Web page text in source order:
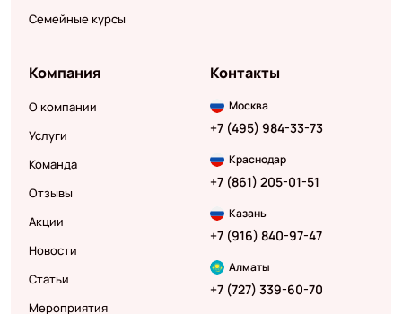
Семейные курсы
Компания
О компании
Услуги
Команда
Отзывы
Акции
Новости
Статьи
Мероприятия
Контакты
Москва
+7 (495) 984-33-73
Краснодар
+7 (861) 205-01-51
Казань
+7 (916) 840-97-47
Алматы
+7 (727) 339-60-70